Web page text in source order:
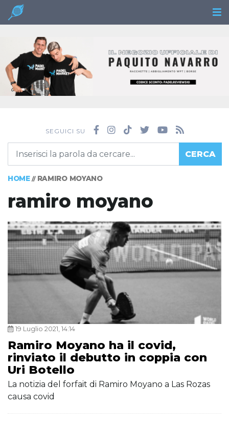
SEGUICI SU
CERCA
HOME// RAMIRO MOYANO
ramiro moyano
19 Luglio 2021, 14:14
Ramiro Moyano ha il covid,
rinviato il debutto in coppia con
Uri Botello
La notizia del forfait di Ramiro Moyano a Las Rozas
causa covid